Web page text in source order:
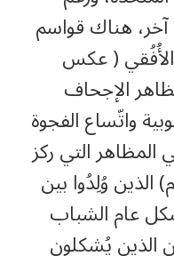
هناك قواسم
( عكس
الإجحاف
واتّساع الفجوة
التي ركز
الذين وُلِدُوا بين
و 2012 أو بشكل عام الشباب
الذين يُشكلون